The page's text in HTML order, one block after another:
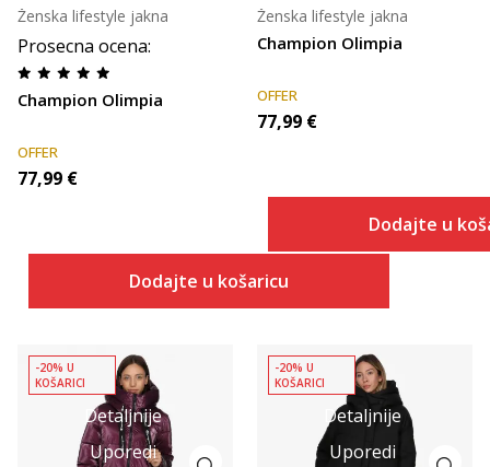
Prosecna ocena:
Champion Olimpia
Ženska lifestyle jakna
OFFER
77,99 €
Dodajte u košaricu
Champion Olimpia
Ženska lifestyle jakna
OFFER
77,99 €
Dodajte u
Detaljnije
Uporedi
-20% U
KOŠARICI
Detaljnije
Uporedi
-20% U
KOŠARICI